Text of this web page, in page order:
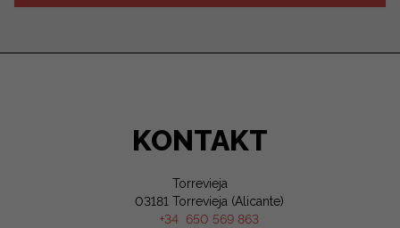
KONTAKT
Torrevieja
03181 Torrevieja (Alicante)
+34 650 569 863